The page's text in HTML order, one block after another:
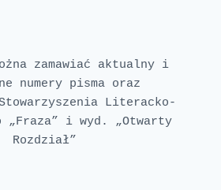
zamawiać aktualny i
numery pisma oraz
Literacko-
„Fraza” i wyd. „Otwarty
Rozdział”